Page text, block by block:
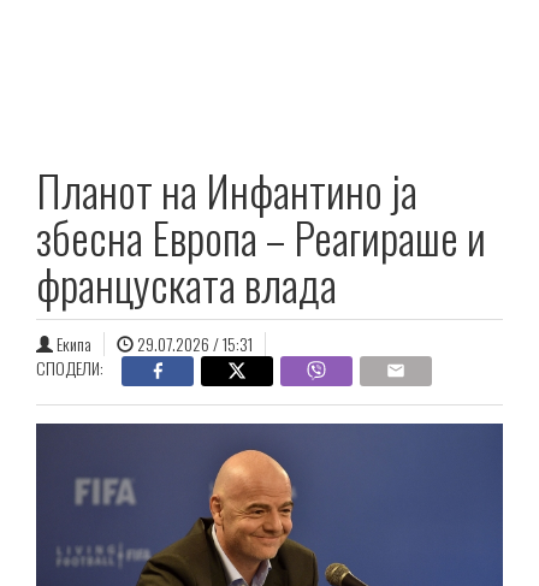
Планот на Инфантино ја
збесна Европа – Реагираше и
француската влада
Екипа
29.07.2026 / 15:31
СПОДЕЛИ: